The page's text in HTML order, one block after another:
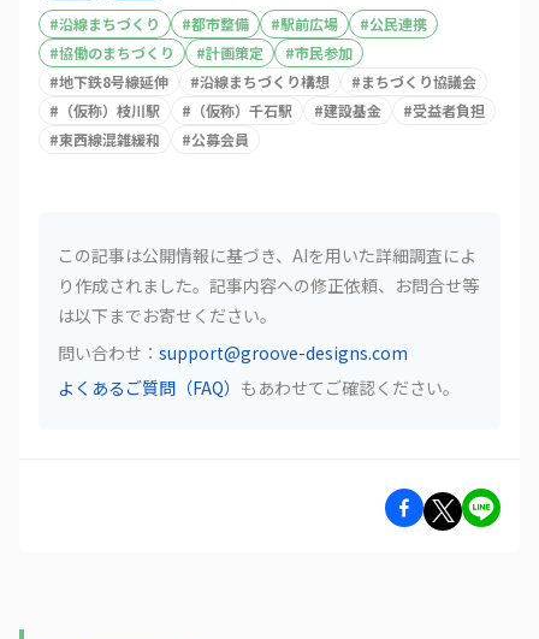
#沿線まちづくり #都市整備 #駅前広場 #公民連携
#協働のまちづくり #計画策定 #市民参加
#地下鉄8号線延伸 #沿線まちづくり構想 #まちづくり協議会
# （仮称）枝川駅 # （仮称）千石駅 #建設基金 #受益者負担
#東西線混雑緩和 #公募会員
この記事は公開情報に基づき、AIを用いた詳細調査によ
り作成されました。記事内容への修正依頼、お問合せ等
は以下までお寄せください。
問い合わせ： support@groove-designs.com
よくあるご質問（FAQ） もあわせてご確認ください。